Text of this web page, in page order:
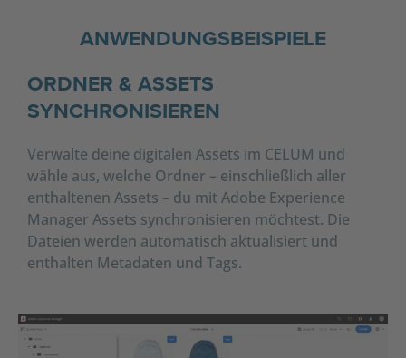
ANWENDUNGSBEISPIELE
ORDNER & ASSETS
SYNCHRONISIEREN
Verwalte deine digitalen Assets im CELUM und
wähle aus, welche Ordner – einschließlich aller
enthaltenen Assets – du mit Adobe Experience
Manager Assets synchronisieren möchtest. Die
Dateien werden automatisch aktualisiert und
enthalten Metadaten und Tags.